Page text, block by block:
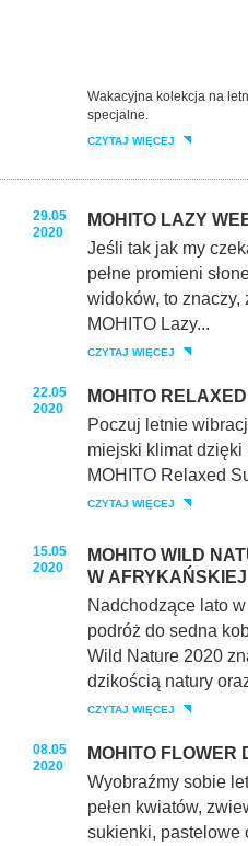
Wakacyjna kolekcja na
specjalne.
CZYTAJ WIĘCEJ
29.05
2020
MOHITO LAZY
Jeśli tak jak my
pełne promieni
widoków, to
MOHITO Lazy...
CZYTAJ WIĘCEJ
22.05
2020
MOHITO
Poczuj letnie
miejski klimat
MOHITO Relaxed
CZYTAJ WIĘCEJ
15.05
2020
MOHITO WILD
W
Nadchodzące lato
podróż do sedna
Wild Nature 2020
dzikością natury
CZYTAJ WIĘCEJ
08.05
2020
MOHITO FLOWER
Wyobraźmy sobie
pełen kwiatów,
sukienki, pastelowe